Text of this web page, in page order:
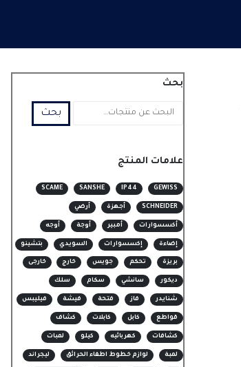
بحث
بحث
علامات المنتج
GEWISS
IP44
SANSHE
SCAME
SCHNEIDER أجهزة أرضي
أكسسوارات أمبير أوجة أوجه
إضاءة إكسسوارات السويدي بتشينو
بريزة تحكم جويس خارج خارجى
ديكور سانشي سكام سلك
شنايدر فاز فتحة فيشة فيليبس
قواطع كابل كابلات كشاف
كشافات كهربائيه كيلو لمبات
لمبة لوازم خطوط اطفاء الحرائق ليجراند